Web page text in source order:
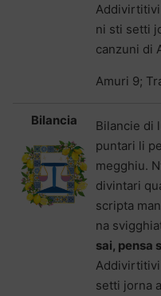
ni sti setti
canzuni di
Amuri 9;
Bilancia
Bilancie di
puntari li
megghiu.
divintari
scripta
na
sai, pensa
setti jorna